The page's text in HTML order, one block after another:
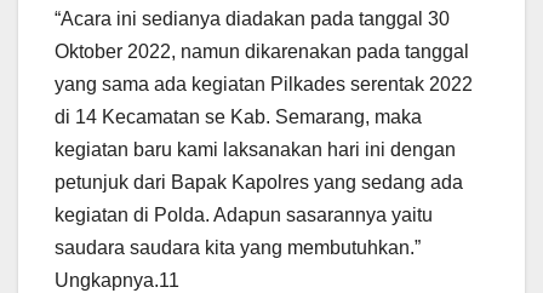
“Acara ini sedianya diadakan pada tanggal 30
Oktober 2022, namun dikarenakan pada tanggal
yang sama ada kegiatan Pilkades serentak 2022
di 14 Kecamatan se Kab. Semarang, maka
kegiatan baru kami laksanakan hari ini dengan
petunjuk dari Bapak Kapolres yang sedang ada
kegiatan di Polda. Adapun sasarannya yaitu
saudara saudara kita yang membutuhkan.”
Ungkapnya.11